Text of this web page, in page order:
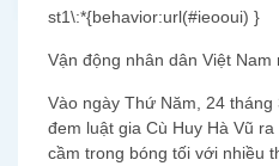
st1\:*{behavior:url(#ieooui) }
Vận động nhân dân Việt
Vào ngày Thứ Năm, 24
đem luật gia Cù Huy Hà Vũ
cầm trong bóng tối với nhiều